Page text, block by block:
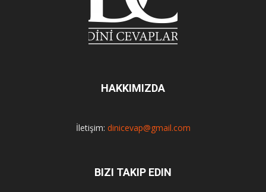
HAKKIMIZDA
İletişim: dinicevap@gmail.com
BIZI TAKIP EDIN